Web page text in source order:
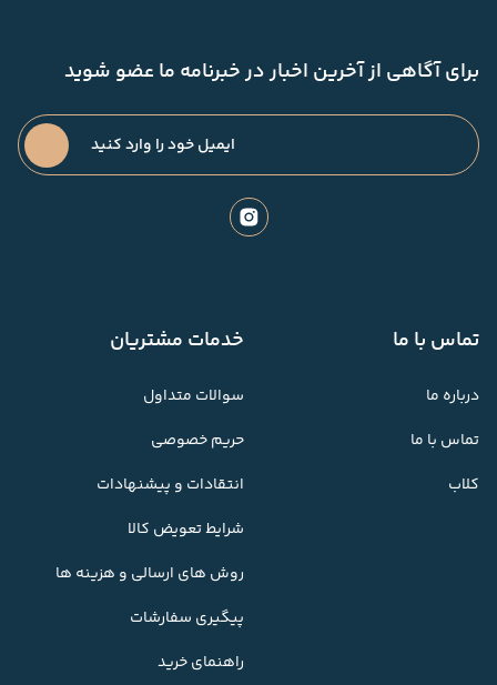
برای آگاهی از آخرین اخبار در خبرنامه ما عضو شوید
تماس با ما
درباره ما
تماس با ما
کلاب
خدمات مشتریان
سوالات متداول
حریم خصوصی
انتقادات و پیشنهادات
شرایط تعویض کالا
روش های ارسالی و هزینه ها
پیگیری سفارشات
راهنمای خرید